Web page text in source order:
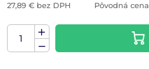
Pôvodná cena
27,89 € bez DPH